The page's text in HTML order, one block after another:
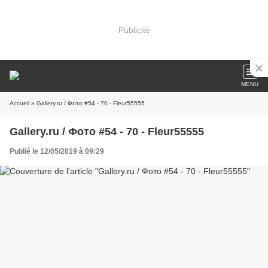
Publicité
MENU
Accueil » Gallery.ru / Фото #54 - 70 - Fleur55555
Gallery.ru / Фото #54 - 70 - Fleur55555
Publié le 12/05/2019 à 09:29